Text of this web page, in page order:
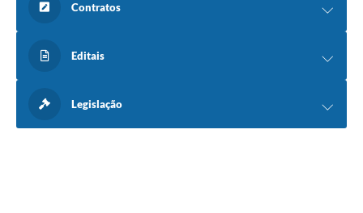
Contratos
Editais
Legislação